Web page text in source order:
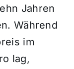
Jahren
Während
im
lag,